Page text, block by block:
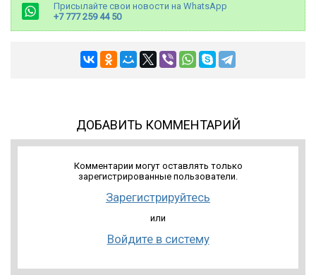
Присылайте свои новости на WhatsApp
+7 777 259 44 50
ДОБАВИТЬ КОММЕНТАРИЙ
Комментарии могут оставлять только
зарегистрированные пользователи.
Зарегистрируйтесь
или
Войдите в систему